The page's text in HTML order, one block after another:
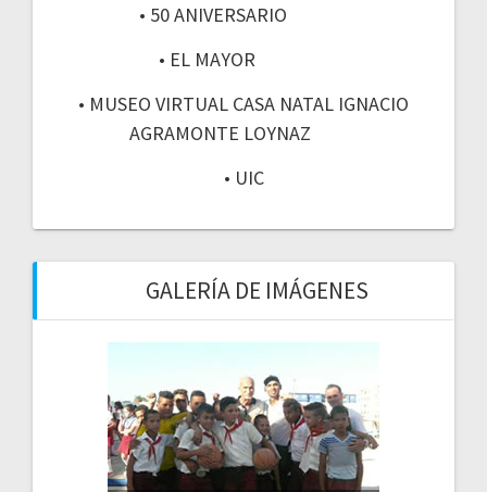
• 50 ANIVERSARIO
• EL MAYOR
• MUSEO VIRTUAL CASA NATAL IGNACIO
AGRAMONTE LOYNAZ
• UIC
GALERÍA DE IMÁGENES